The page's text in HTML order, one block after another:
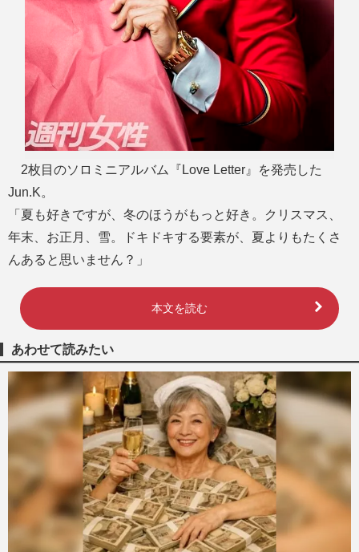
2枚目のソロミニアルバム『Love Letter』を発売した
Jun.K。
「夏も好きですが、冬のほうがもっと好き。クリスマス、
年末、お正月、雪。ドキドキする要素が、夏よりもたくさ
んあると思いません？」
本文を読む
あわせて読みたい